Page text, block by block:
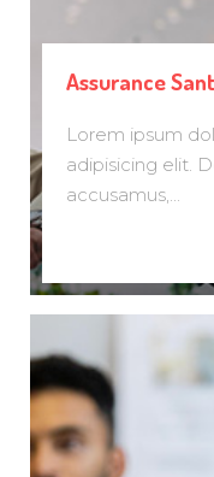
Assurance
Lorem ipsum
adipisicing elit.
accusamus,...